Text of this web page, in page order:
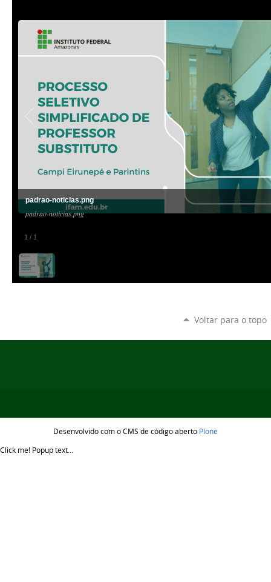
1 / 1
padrao-noticias.png
padrao-noticias.png
Voltar para o topo
Desenvolvido com o CMS de código aberto Plone
Click me! Popup text...